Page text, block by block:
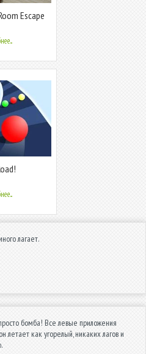
Escape
лагает.
бомба! Все левые приложения
летает как угорелый, никаких лагов и